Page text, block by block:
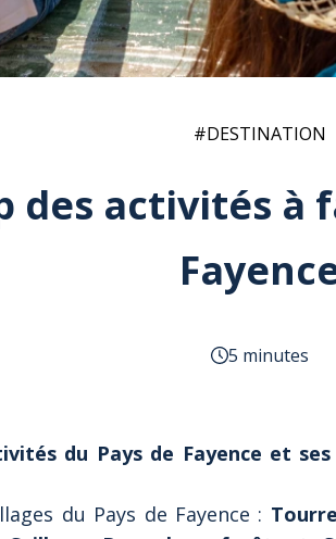
#DESTINATION
des activités à
5 minutes
du Pays de Fayence et
du Pays de Fayence :